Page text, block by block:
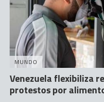
MUNDO
Venezuela flexibiliza
protestos por